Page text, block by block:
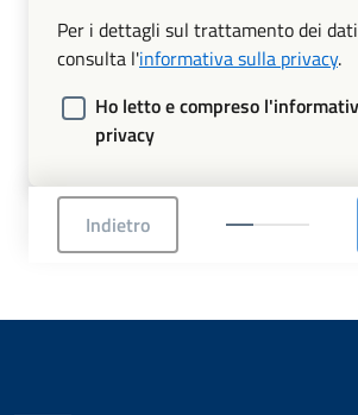
Per i dettagli sul trattamento dei
consulta l'informativa sulla privacy.
Ho letto e compreso
privacy
Indietro